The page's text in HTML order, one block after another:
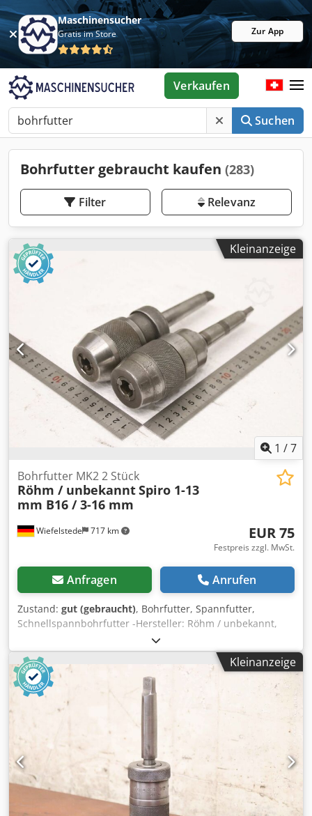
Maschinensucher
Gratis im Store Zur App
Suchen
Verkaufen
Bohrfutter gebraucht kaufen (283)
Filter Relevanz
Kleinanzeige
1 /7
Wiefelstede 717 km
Bohrfutter MK2 2 Stück
Röhm / unbekanntSpiro 1-13
mm B16 / 3-16 mm
EUR 75
Festpreis zzgl. MwSt.
Anfragen Anrufen
Zustand: gut (gebraucht), Bohrfutter, Spannfutter,
Schnellspannbohrfutter -Hersteller: Röhm / unbekannt,
Bohrfutter Schnellspannbohrfutter Chjdpozp Hnwofx
Ahcoa -Röhm: Typ Spiro Spannbereich: 1-13 mm / B16 -
Bohrfutter: unbekannt Spannbereich 3-16 mm -
Abgabe/Preis: komplett -Transportabmessung:
200/100/H50 mm -Gewicht: 2,2 kg
Kleinanzeige